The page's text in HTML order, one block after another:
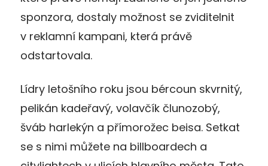
sponzora, dostaly možnost se zviditelnit
v reklamní kampani, která právě
odstartovala.
Lídry letošního roku jsou bércoun skvrnitý,
pelikán kadeřavý, volavčík člunozobý,
šváb harlekýn a přímorožec beisa. Setkat
se s nimi můžete na billboardech a